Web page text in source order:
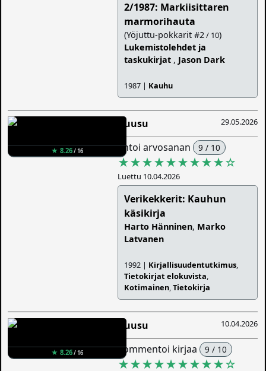
2/1987: Markiisittaren
marmorihauta
(Yöjuttu-pokkarit #2/ 10)
Lukemistolehdet ja
taskukirjat , Jason Dark
1987 | Kauhu
★ 8.26/ 16
29.05.2026
Ruusu
antoi arvosanan 9 / 10
★★★★★★★★★☆
Luettu 10.04.2026
Verikekkerit: Kauhun
käsikirja
Harto Hänninen, Marko
Latvanen
1992 | Kirjallisuudentutkimus,
Tietokirjat elokuvista,
Kotimainen,Tietokirja
★ 8.26/ 16
10.04.2026
Ruusu
kommentoi kirjaa 9 / 10
★★★★★★★★★☆